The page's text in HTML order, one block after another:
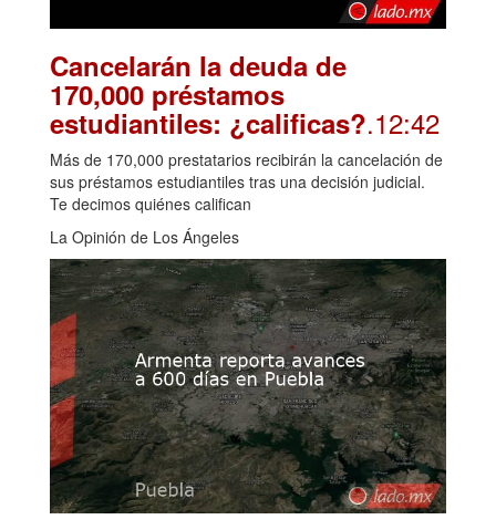
Cancelarán la deuda de
170,000 préstamos
estudiantiles: ¿calificas?.12:42
Más de 170,000 prestatarios recibirán la cancelación de
sus préstamos estudiantiles tras una decisión judicial.
Te decimos quiénes califican
La Opinión de Los Ángeles